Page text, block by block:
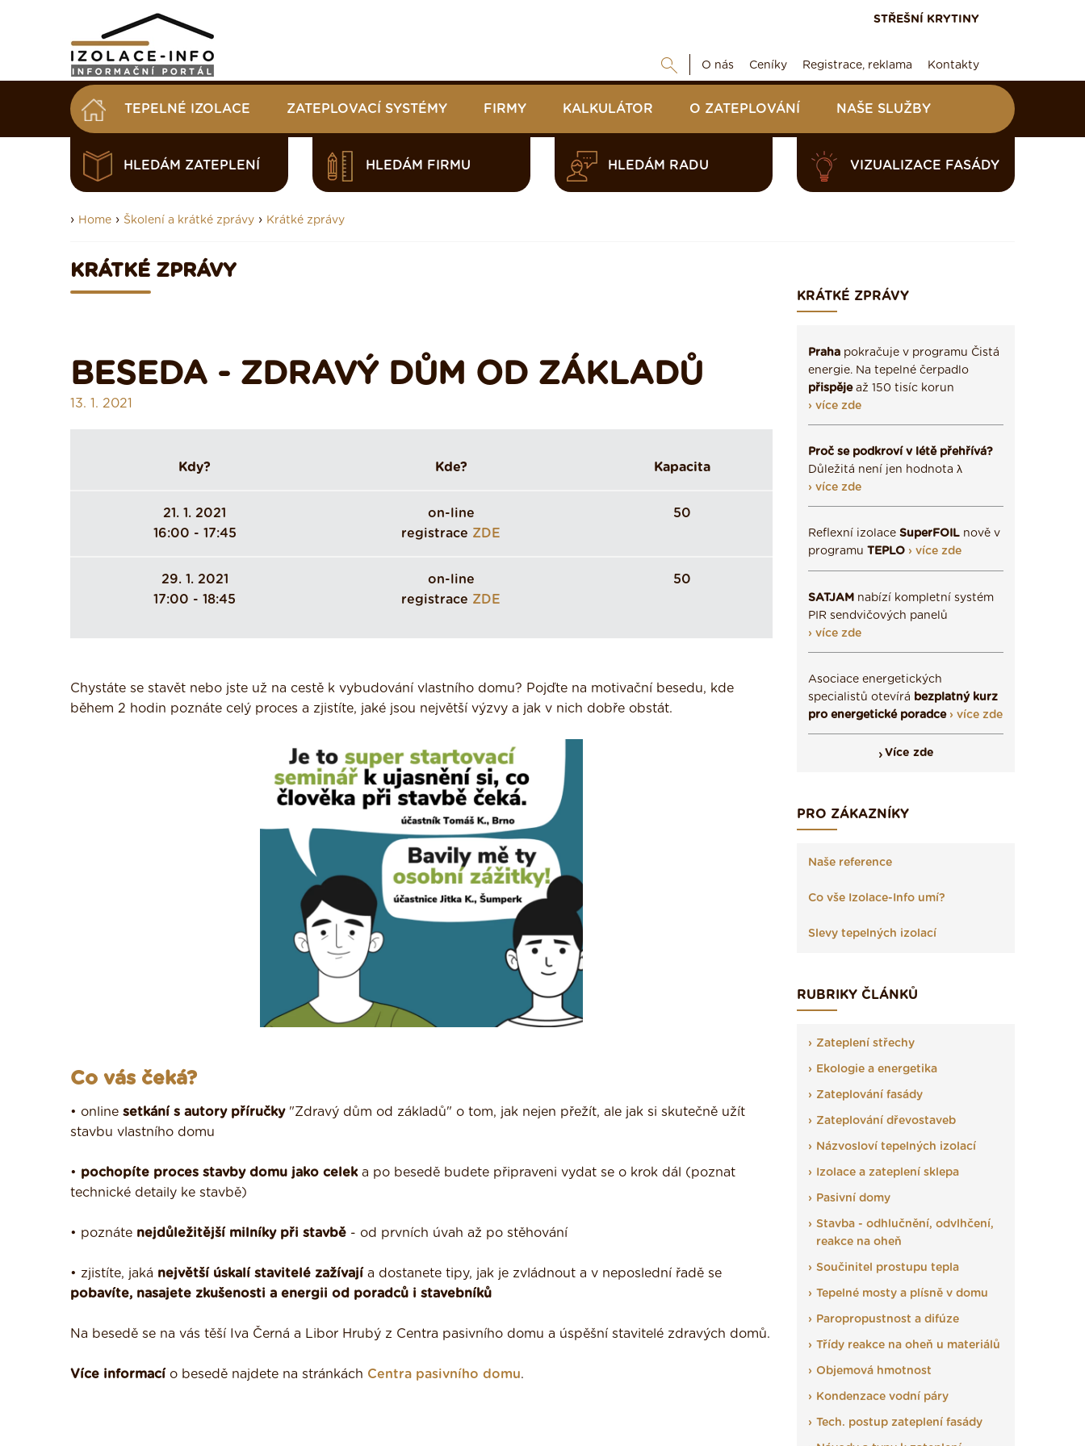
STŘEŠNÍ KRYTINY
O nás Ceníky Registrace, reklama Kontakty
TEPELNÉ IZOLACE ZATEPLOVACÍ SYSTÉMY FIRMY KALKULÁTOR O ZATEPLOVÁNÍ NAŠE SLUŽBY
HLEDÁM ZATEPLENÍ HLEDÁM FIRMU HLEDÁM RADU VIZUALIZACE FASÁDY
› Home › Školení a krátké zprávy › Krátké zprávy
KRÁTKÉ ZPRÁVY
BESEDA - ZDRAVÝ DŮM OD ZÁKLADŮ
13. 1. 2021
Kdy? Kde? Kapacita
21. 1. 2021
16:00 - 17:45
on-line
registrace ZDE
50
29. 1. 2021
17:00 - 18:45
on-line
registrace ZDE
50
Chystáte se stavět nebo jste už na cestě k vybudování vlastního domu? Pojďte na motivační besedu, kde
během 2 hodin poznáte celý proces a zjistíte, jaké jsou největší výzvy a jak v nich dobře obstát.
Co vás čeká?
• online setkání s autory příručky"Zdravý dům od základů" o tom, jak nejen přežít, ale jak si skutečně užít
stavbu vlastního domu
• pochopíte proces stavby domu jako celeka po besedě budete připraveni vydat se o krok dál (poznat
technické detaily ke stavbě)
• poznáte nejdůležitější milníky při stavbě - od prvních úvah až po stěhování
• zjistíte, jaká největší úskalí stavitelé zažívají a dostanete tipy, jak je zvládnout a v neposlední řadě se
pobavíte, nasajete zkušenosti a energii od poradců i stavebníků
Na besedě se na vás těší Iva Černá a Libor Hrubý z Centra pasivního domu a úspěšní stavitelé zdravých domů.
Více informací o besedě najdete na stránkách Centra pasivního domu.
KRÁTKÉ ZPRÁVY
Praha pokračuje v programu Čistá
energie. Na tepelné čerpadlo
přispějeaž 150 tisíc korun
› více zde
Proč se podkroví v létě přehřívá?
Důležitá není jen hodnota λ
› více zde
Reflexní izolace SuperFOIL nově v
programu TEPLO › více zde
SATJAM nabízí kompletní systém
PIR sendvičových panelů
› více zde
Asociace energetických
specialistů otevírá bezplatný kurz
pro energetické poradce › více zde
Více zde
PRO ZÁKAZNÍKY
Naše reference
Co vše Izolace-Info umí?
Slevy tepelných izolací
RUBRIKY ČLÁNKŮ
Zateplení střechy
Ekologie a energetika
Zateplování fasády
Zateplování dřevostaveb
Názvosloví tepelných izolací
Izolace a zateplení sklepa
Pasivní domy
Stavba - odhlučnění, odvlhčení,
reakce na oheň
Součinitel prostupu tepla
Tepelné mosty a plísně v domu
Paropropustnost a difúze
Třídy reakce na oheň u materiálů
Objemová hmotnost
Kondenzace vodní páry
Tech. postup zateplení fasády